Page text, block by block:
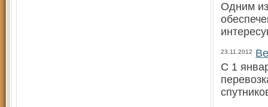
Одним из
23.11.2012
С 1